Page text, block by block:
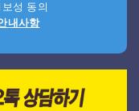
성 동의
내사항